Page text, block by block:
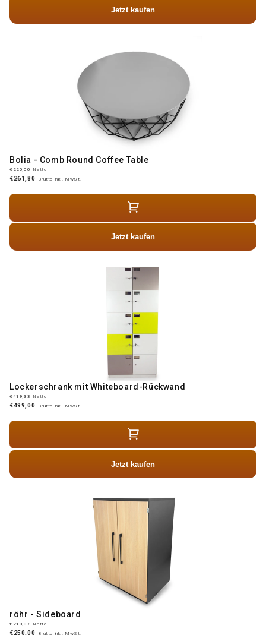
Jetzt kaufen
Bolia - Comb Round Coffee Table
€220,00 Netto
€261,80 Brutto inkl. MwSt.
Jetzt kaufen
Lockerschrank mit Whiteboard-Rückwand
€419,33 Netto
€499,00 Brutto inkl. MwSt.
Jetzt kaufen
röhr - Sideboard
€210,08 Netto
€250,00 Brutto inkl. MwSt.